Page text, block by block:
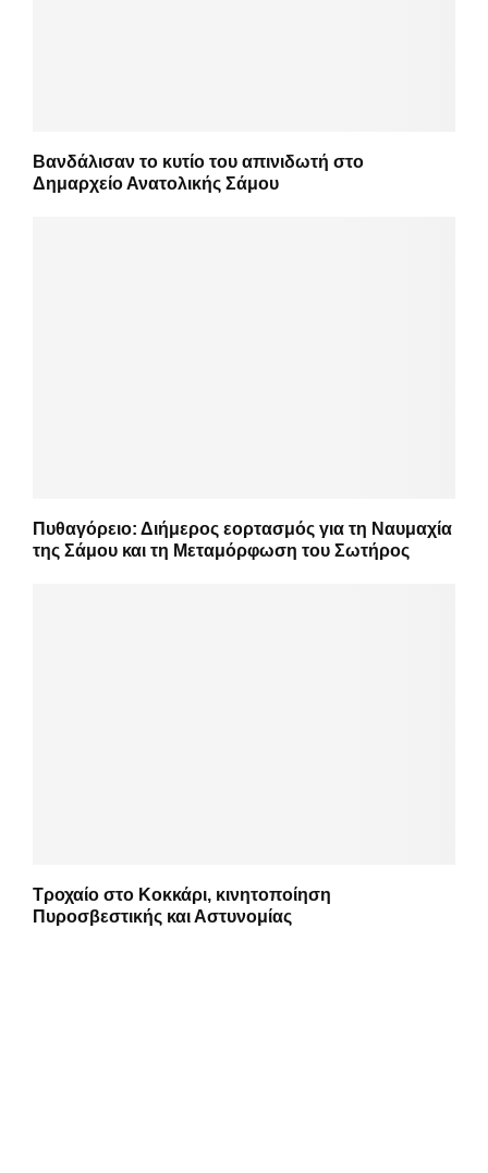
Βανδάλισαν το κυτίο του απινιδωτή στο
Δημαρχείο Ανατολικής Σάμου
Πυθαγόρειο: Διήμερος εορτασμός για τη Ναυμαχία
της Σάμου και τη Μεταμόρφωση του Σωτήρος
Τροχαίο στο Κοκκάρι, κινητοποίηση
Πυροσβεστικής και Αστυνομίας